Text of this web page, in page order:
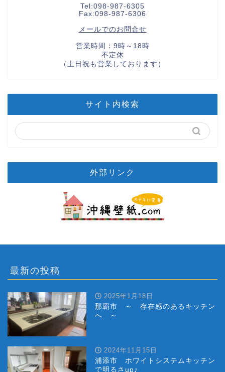
Tel:098-987-6305
Fax:098-987-6306
メールでのお問合せ
営業時間：9時～18時
不定休
（土日祝も営業しております）
サイト内検索
外部リンク
最新の投稿
2025年1月18日
那覇市 ～ 存在感のあるキッチン
へ ～
2024年11月15日
浦添市 ホワイトシステムキッチン
で明るさup♪